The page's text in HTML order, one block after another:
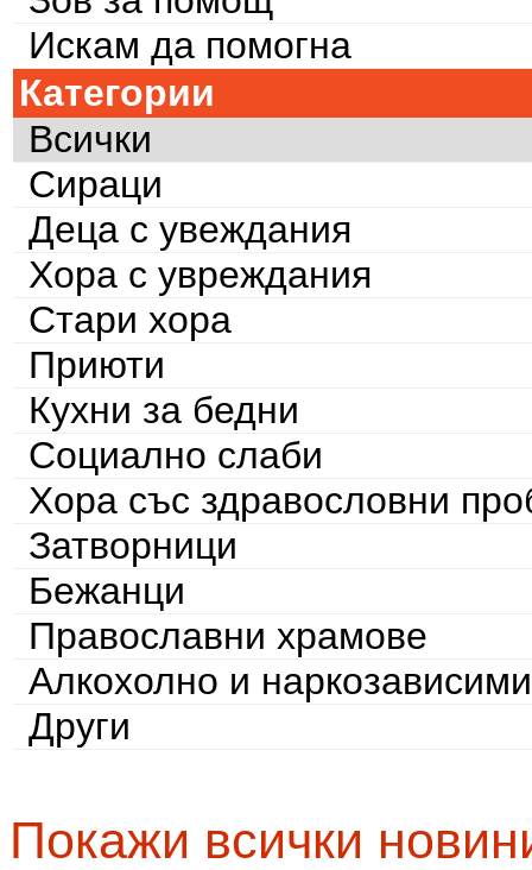
Искам да помогна
Категории
Всички
Сираци
Деца с увеждания
Хора с увреждания
Стари хора
Приюти
Кухни за бедни
Социално слаби
Хора със здравословни
Затворници
Бежанци
Православни храмове
Алкохолно и наркозависими
Други
Покажи всички